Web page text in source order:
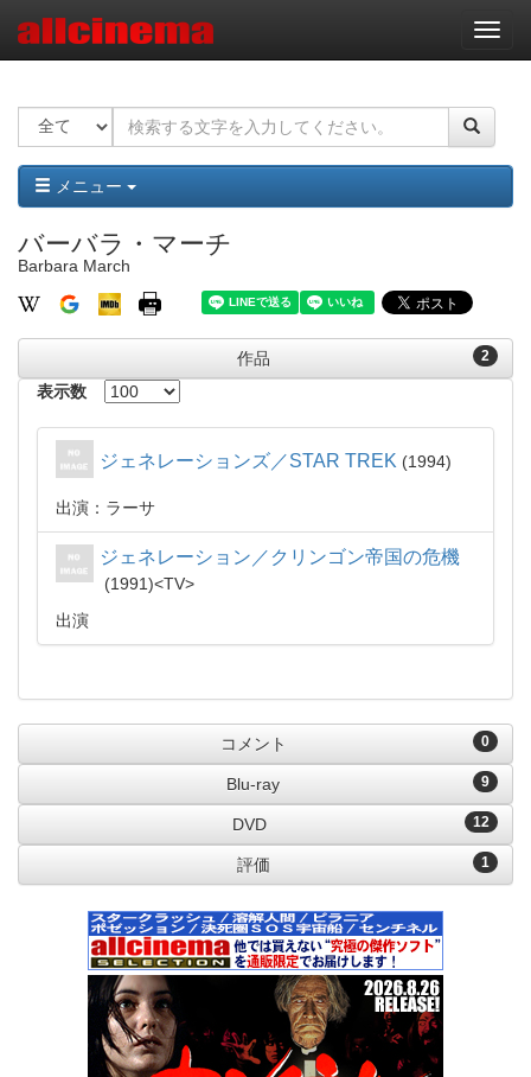
ナ
ビ
ー
ョ
ン
メニュー
バーバラ・マーチ
Barbara March
2
作品
表示数
ジェネレーションズ／STAR TREK 1994
出演：ラーサ
ジェネレーション／クリンゴン帝国の危機
1991
TV
出演
0
コメント
9
Blu-ray
12
DVD
1
評価